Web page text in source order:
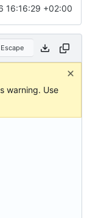
16:16:29 +02:00
Escape
warning. Use